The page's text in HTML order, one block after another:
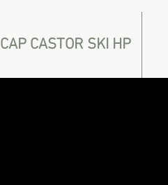
CAP CASTOR SKI HP